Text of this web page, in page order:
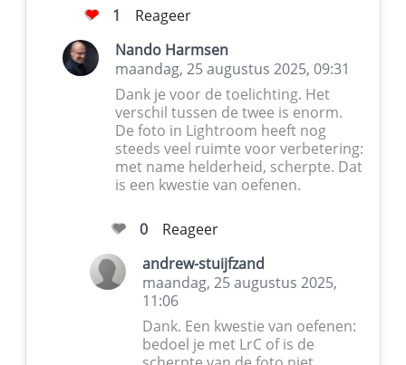
1
Reageer
Nando Harmsen
maandag, 25 augustus 2025, 09:31
Dank je voor de toelichting. Het
verschil tussen de twee is enorm.
De foto in Lightroom heeft nog
steeds veel ruimte voor verbetering:
met name helderheid, scherpte. Dat
is een kwestie van oefenen.
0
Reageer
andrew-stuijfzand
maandag, 25 augustus 2025,
11:06
Dank. Een kwestie van oefenen:
bedoel je met LrC of is de